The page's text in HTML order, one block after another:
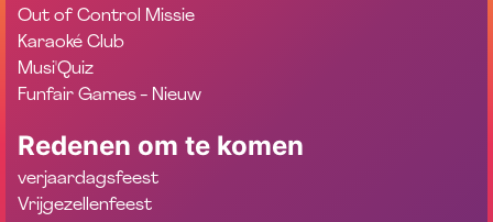
Out of Control Missie
Karaoké Club
Musi'Quiz
Funfair Games - Nieuw
Redenen om te komen
verjaardagsfeest
Vrijgezellenfeest